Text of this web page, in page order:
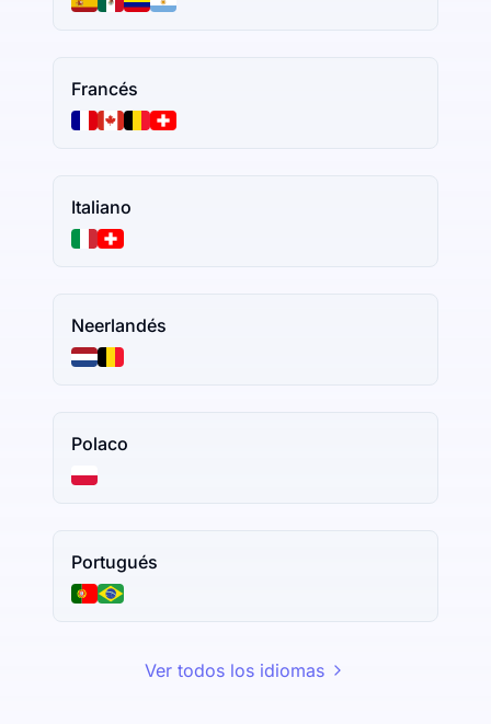
Francés
Italiano
Neerlandés
Polaco
Portugués
Ver todos los idiomas